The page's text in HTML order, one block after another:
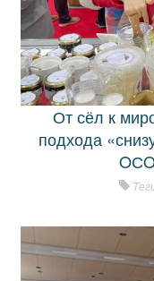
От сёл к
подхода